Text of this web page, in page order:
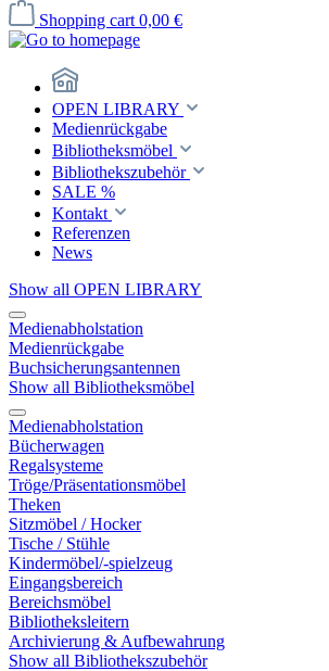
Shopping cart 0,00 €
OPEN LIBRARY
Medienrückgabe
Bibliotheksmöbel
Bibliothekszubehör
SALE %
Kontakt
Referenzen
News
Show all OPEN LIBRARY
Medienabholstation
Medienrückgabe
Buchsicherungsantennen
Show all Bibliotheksmöbel
Medienabholstation
Bücherwagen
Regalsysteme
Tröge/Präsentationsmöbel
Theken
Sitzmöbel / Hocker
Tische / Stühle
Kindermöbel/-spielzeug
Eingangsbereich
Bereichsmöbel
Bibliotheksleitern
Archivierung & Aufbewahrung
Show all Bibliothekszubehör